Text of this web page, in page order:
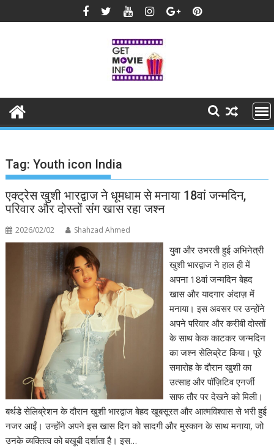
to
Tag:Youth icon India
एक्ट्रेस खुशी भारद्वाज ने धूमधाम से मनाया 18वां जन्मदिन,
परिवार और दोस्तों संग खास रहा जश्न
2026/02/02 Shahzad Ahmed
युवा और उभरती हुई अभिनेत्री
खुशी भारद्वाज ने हाल ही में
अपना 18वां जन्मदिन बेहद
खास और यादगार अंदाज़ में
मनाया। इस अवसर पर उन्होंने
अपने परिवार और करीबी दोस्तों
के साथ केक काटकर जन्मदिन
का जश्न सेलिब्रेट किया। पूरे
समारोह के दौरान खुशी का
उत्साह और पॉज़िटिव एनर्जी
साफ तौर पर देखने को मिली।
बर्थडे सेलिब्रेशन के दौरान खुशी भारद्वाज बेहद खूबसूरत और आत्मविश्वास से भरी हुई
नजर आईं। उन्होंने अपने इस खास दिन को सादगी और मुस्कान के साथ मनाया, जो
उनके व्यक्तित्व को बखूबी दर्शाता है। इस…